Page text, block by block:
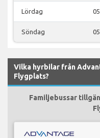
Lördag
Söndag
Vilka hyrbilar från
Flygplats?
Familjebussar